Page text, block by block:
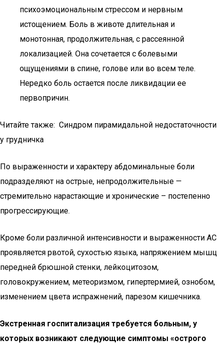
психоэмоциональным стрессом и нервным
истощением. Боль в животе длительная и
монотонная, продолжительная, с рассеянной
локализацией. Она сочетается с болевыми
ощущениями в спине, голове или во всем теле.
Нередко боль остается после ликвидации ее
первопричин.
Читайте также: Синдром пирамидальной недостаточности
у грудничка
По выраженности и характеру абдоминальные боли
подразделяют на острые, непродолжительные —
стремительно нарастающие и хронические – постепенно
прогрессирующие.
Кроме боли различной интенсивности и выраженности АС
проявляется рвотой, сухостью языка, напряжением мышц
передней брюшной стенки, лейкоцитозом,
головокружением, метеоризмом, гипертермией, ознобом,
изменением цвета испражнений, парезом кишечника.
Экстренная госпитализация требуется больным, у
которых возникают следующие симптомы «острого